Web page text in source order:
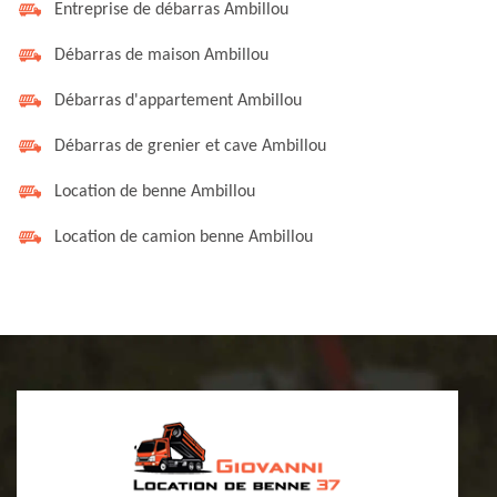
Entreprise de débarras Ambillou
Débarras de maison Ambillou
Débarras d'appartement Ambillou
Débarras de grenier et cave Ambillou
Location de benne Ambillou
Location de camion benne Ambillou